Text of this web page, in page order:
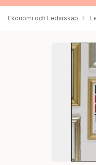
Ekonomi och Ledarskap